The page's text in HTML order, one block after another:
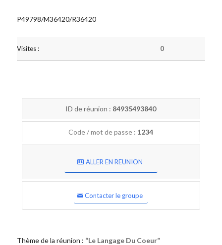
P49798/M36420/R36420
Visites : 0
ID de réunion : 84935493840
Code / mot de passe : 1234
ALLER EN REUNION
Contacter le groupe
Thème de la réunion : “Le Langage Du Coeur”